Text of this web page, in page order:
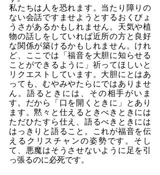
私たちは人を恐れます。当たり障りの
ない会話ですませようとするおくびょ
うさがあるかもしれません。天気や植
物の話しをしていれば近所の方と良好
な関係が築けるかもしれません。けれ
ど、ここでは「福音を大胆に知らせる
ことができるように」祈ってほしいと
リクエストしています。大胆にとはあ
っても、むやみやたらにではありませ
ん。語るときには、その相手がいま
す。だから「口を開くときに」とあり
ます。黙々と仕えるときべきときには
ただひたすら仕え、語るべきときには
はっきりと語ること。これが福音を伝
えるクリスチャンの姿勢です。そし
て、悪魔はそうさせないように足を引
っ張るのに必死です。